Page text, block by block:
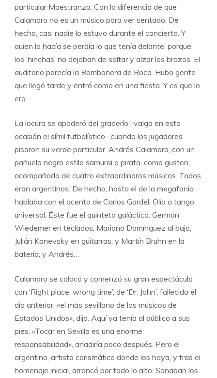
particular Maestranza. Con la diferencia de que
Calamaro no es un músico para ver sentado. De
hecho, casi nadie lo estuvo durante el concierto. Y
quien lo hacía se perdía lo que tenía delante, porque
los ‘hinchas’ no dejaban de saltar y alzar los brazos. El
auditorio parecía la Bombonera de Boca. Hubo gente
que llegó tarde y entró como en una fiesta. Y es que lo
era.
La locura se apoderó del graderío -valga en esta
ocasión el símil futbolístico- cuando los jugadores
pisaron su verde particular. Andrés Calamaro, con un
pañuelo negro estilo samurai o pirata, como gusten,
acompañado de cuatro extraordinaros músicos. Todos
eran argentinos. De hecho, hasta el de la megafonía
hablaba con el acento de Carlos Gardel. Olía a tango
universal. Éste fue el quinteto galáctico: Germán
Wiedemer en teclados, Mariano Domínguez al bajo,
Julián Kanevsky en guitarras, y Martín Bruhn en la
batería; y Andrés…
Calamaro se colocó y comenzó su gran espectáculo
con ‘Right place, wrong time’, de ‘Dr. John’, fallecido el
día anterior, «el más sevillano de los músicos de
Estados Unidos», dijo. Aquí ya tenía al público a sus
pies. «Tocar en Sevilla es una enorme
responsabilidad», añadiría poco después. Pero el
argentino, artista carismático donde los haya, y tras el
homenaje inicial, arrancó por todo lo alto. Sonaban los